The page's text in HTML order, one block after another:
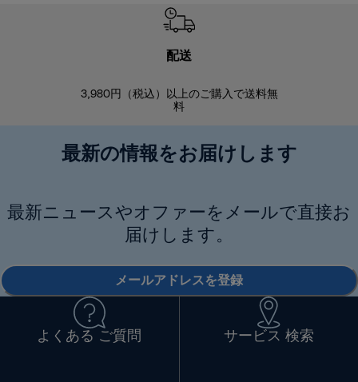
配送
3,980円（税込）以上のご購入で送料無
料
最新の情報をお届けします
最新ニュースやオファーをメールで直接お
届けします。
メールアドレスを登録
よくある ご質問 サービス 検索